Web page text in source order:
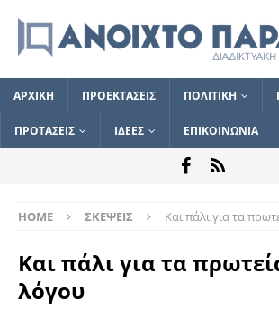
ΑΡΧΙΚΗ ΠΡΟΕΚΤΑΣΕΙΣ ΠΟΛΙΤΙΚΗ
ΠΡΟΤΑΣΕΙΣ ΙΔΕΕΣ ΕΠΙΚΟΙΝΩΝΙΑ
HOME ΣΚΕΨΕΙΣ Και πάλι για τα
Και πάλι για τα
λόγου